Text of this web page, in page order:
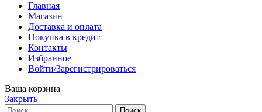
Главная
Магазин
Доставка и оплата
Покупка в кредит
Контакты
Избранное
Войти/Зарегистрироваться
Ваша корзина
Закрыть